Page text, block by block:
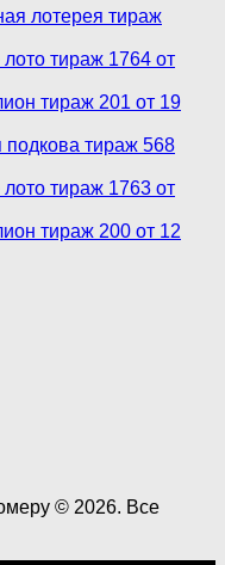
лотерея тираж
тираж 1764 от
тираж 201 от 19
подкова тираж 568
тираж 1763 от
тираж 200 от 12
© 2026. Все